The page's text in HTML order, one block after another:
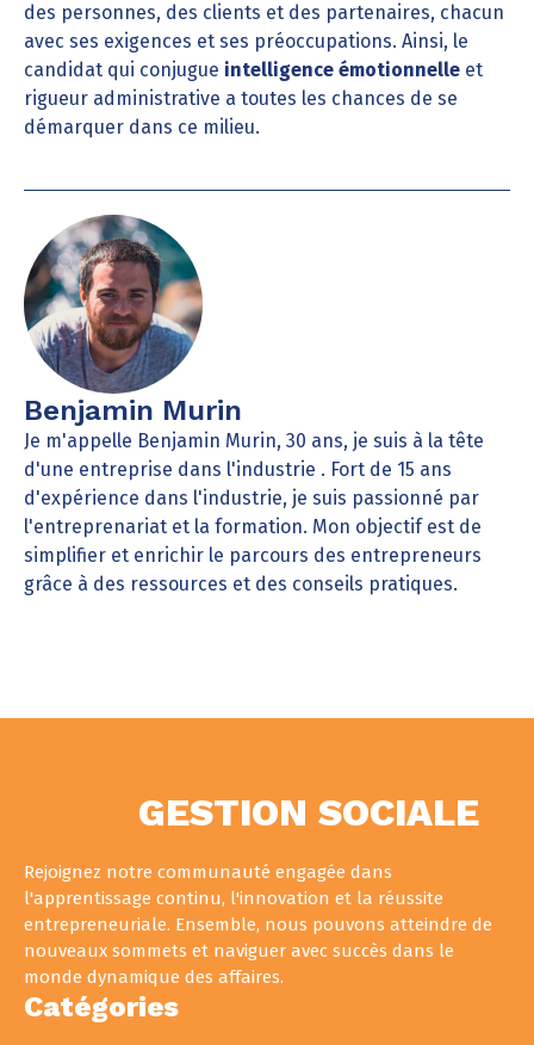
des personnes, des clients et des partenaires, chacun
avec ses exigences et ses préoccupations. Ainsi, le
candidat qui conjugue intelligence émotionnelle et
rigueur administrative a toutes les chances de se
démarquer dans ce milieu.
Benjamin Murin
Je m'appelle Benjamin Murin, 30 ans, je suis à la tête
d'une entreprise dans l'industrie . Fort de 15 ans
d'expérience dans l'industrie, je suis passionné par
l'entreprenariat et la formation. Mon objectif est de
simplifier et enrichir le parcours des entrepreneurs
grâce à des ressources et des conseils pratiques.
GESTION SOCIALE
Rejoignez notre communauté engagée dans
l'apprentissage continu, l'innovation et la réussite
entrepreneuriale. Ensemble, nous pouvons atteindre de
nouveaux sommets et naviguer avec succès dans le
monde dynamique des affaires.
Catégories